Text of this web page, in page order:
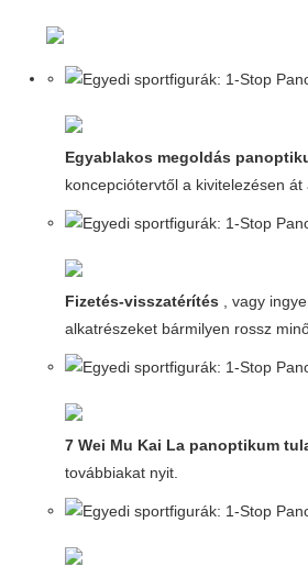
Egyablakos megoldás
koncepciótervtől a kivitelezésen át
Fizetés-visszatérítés , vagy
alkatrészeket bármilyen rossz
7 Wei Mu Kai La panoptikum
továbbiakat nyit.